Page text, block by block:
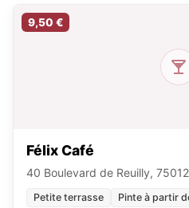
9,50 €
Félix Café
40 Boulevard de Reuilly,
Petite terrasse Pinte à partir